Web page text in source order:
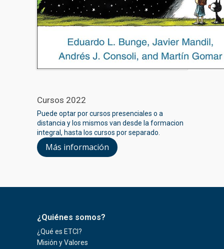
Cursos 2022
Puede optar por cursos presenciales o a
distancia y los mismos van desde la formacion
integral, hasta los cursos por separado.
Más información
¿Quiénes somos?
¿Qué es ETCI?
Misión y Valores